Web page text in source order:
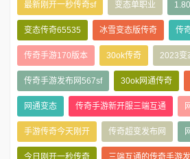
最新刚开一秒传奇sf 变态单职业
变态传奇65535 冰雪变态版传奇 传
传奇手游170版本 30ok传奇 2023变
传奇手游发布网567sf 30ok网通传奇
网通变态 传奇手游新开服三端互通
手游传奇今天刚开 传奇超变发布网
今日刚开一秒传奇 三端互通的传奇手游